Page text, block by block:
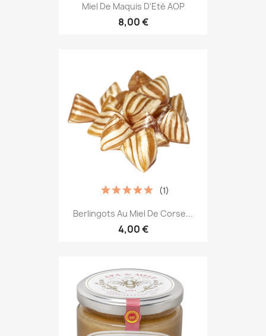
Miel De Maquis D'Eté AOP
8,00 €
Berlingots Au Miel De Corse...
4,00 €
(1)